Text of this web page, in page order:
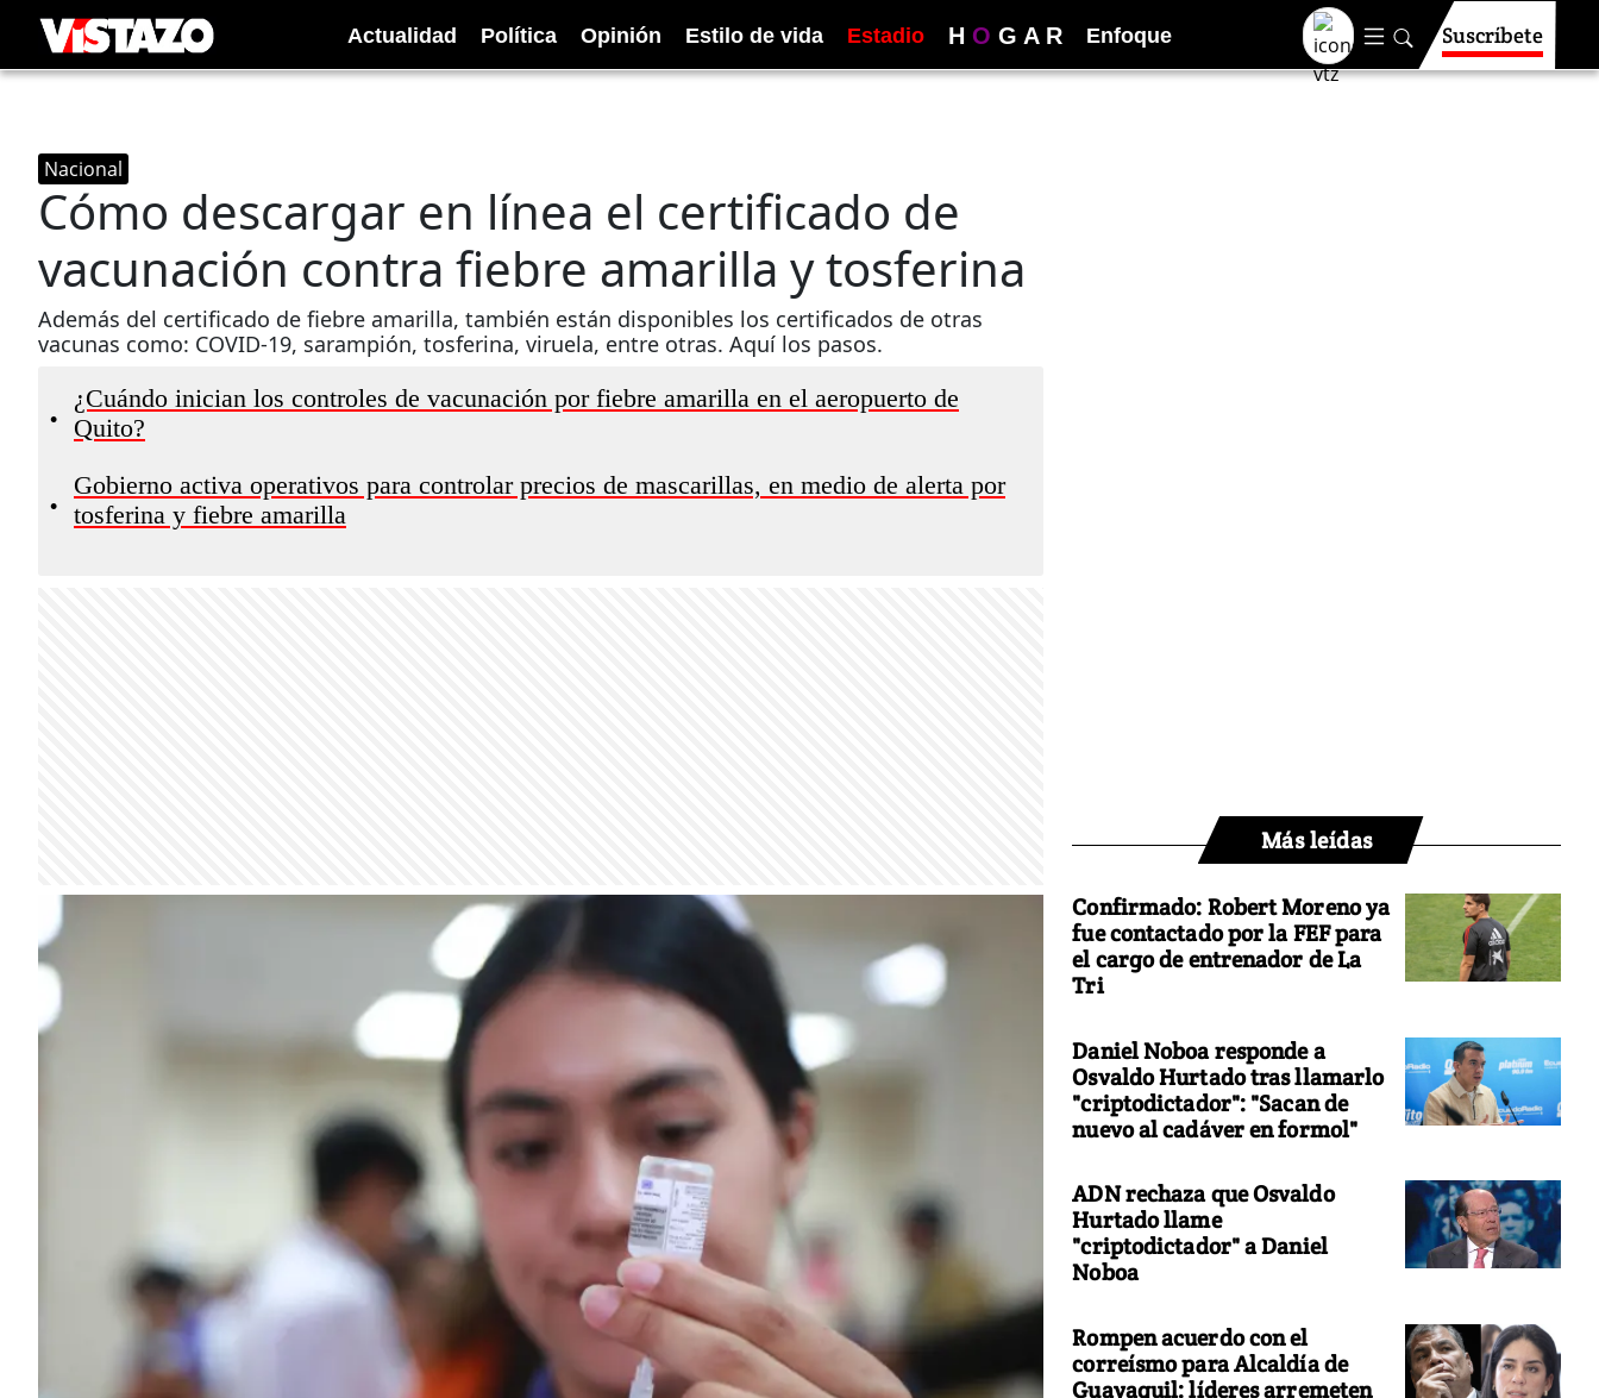
Actualidad Política Opinión Estilo de vida Estadio H O G A R Enfoque Suscríbete
Nacional
Cómo descargar en línea el certificado de
vacunación contra fiebre amarilla y tosferina
Además del certificado de fiebre amarilla, también están disponibles los certificados de otras
vacunas como: COVID-19, sarampión, tosferina, viruela, entre otras. Aquí los pasos.
•
¿Cuándo inician los controles de vacunación por fiebre amarilla en el aeropuerto de
Quito?
•
Gobierno activa operativos para controlar precios de mascarillas, en medio de alerta por
tosferina y fiebre amarilla
Más leídas
Confirmado: Robert Moreno ya
fue contactado por la FEF para
el cargo de entrenador de La
Tri
Daniel Noboa responde a
Osvaldo Hurtado tras llamarlo
"criptodictador": "Sacan de
nuevo al cadáver en formol"
ADN rechaza que Osvaldo
Hurtado llame
"criptodictador" a Daniel
Noboa
Rompen acuerdo con el
correísmo para Alcaldía de
Guayaquil: líderes arremeten